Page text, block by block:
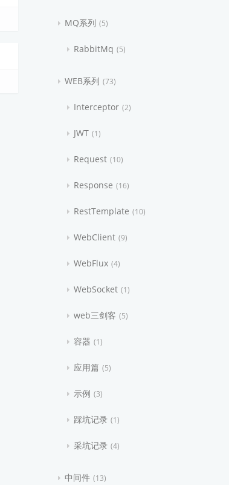
MQ系列 5
RabbitMq 5
WEB系列 73
Interceptor 2
JWT 1
Request 10
Response 16
RestTemplate 10
WebClient 9
WebFlux 4
WebSocket 1
web三剑客 5
容器 1
应用篇 5
示例 3
踩坑记录 1
采坑记录 4
中间件 13